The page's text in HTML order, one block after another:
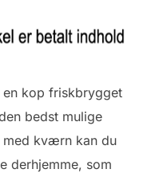
kop friskbrygget
bedst mulige
med kværn kan du
derhjemme, som